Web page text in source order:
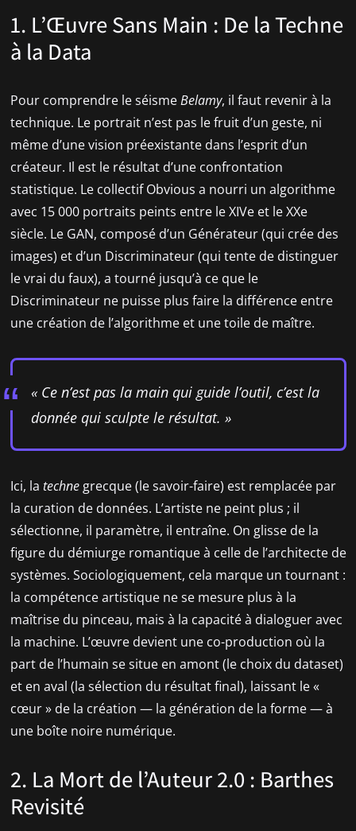
1. L’Œuvre Sans Main : De la Techne
à la Data
Pour comprendre le séismeBelamy, il faut revenir à la
technique. Le portrait n’est pas le fruit d’un geste, ni
même d’une vision préexistante dans l’esprit d’un
créateur. Il est le résultat d’une confrontation
statistique. Le collectif Obvious a nourri un algorithme
avec 15 000 portraits peints entre le XIVe et le XXe
siècle. Le GAN, composé d’un Générateur (qui crée des
images) et d’un Discriminateur (qui tente de distinguer
le vrai du faux), a tourné jusqu’à ce que le
Discriminateur ne puisse plus faire la différence entre
une création de l’algorithme et une toile de maître.
« Ce n’est pas la main qui guide l’outil, c’est la
donnée qui sculpte le résultat. »
Ici, la technegrecque (le savoir-faire) est remplacée par
la curation de données. L’artiste ne peint plus ; il
sélectionne, il paramètre, il entraîne. On glisse de la
figure du démiurge romantique à celle de l’architecte de
systèmes. Sociologiquement, cela marque un tournant :
la compétence artistique ne se mesure plus à la
maîtrise du pinceau, mais à la capacité à dialoguer avec
la machine. L’œuvre devient une co-production où la
part de l’humain se situe en amont (le choix du dataset)
et en aval (la sélection du résultat final), laissant le «
cœur » de la création — la génération de la forme — à
une boîte noire numérique.
2. La Mort de l’Auteur 2.0 : Barthes
Revisité